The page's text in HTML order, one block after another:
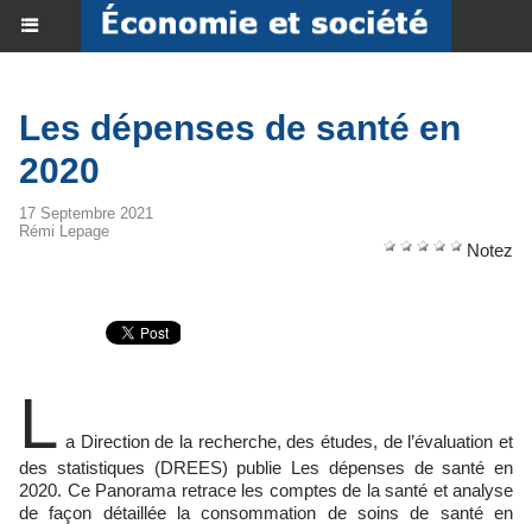
Les dépenses de santé en
2020
17 Septembre 2021
Rémi Lepage
Notez
L a Direction de la recherche, des études, de l’évaluation et
des statistiques (DREES) publie Les dépenses de santé en
2020. Ce Panorama retrace les comptes de la santé et analyse
de façon détaillée la consommation de soins de santé en